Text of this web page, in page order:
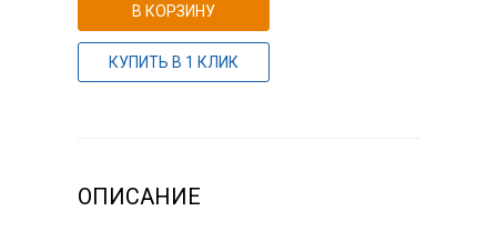
В КОРЗИНУ
КУПИТЬ В 1 КЛИК
ОПИСАНИЕ